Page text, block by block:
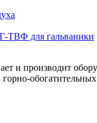
ТВФ для гальваники
и производит
горно-